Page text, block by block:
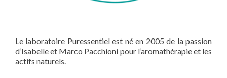
Le laboratoire Puressentiel est né en 2005 de la passion
d’Isabelle et Marco Pacchioni pour l’aromathérapie et les
actifs naturels.